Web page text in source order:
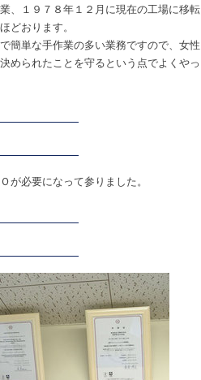
、１９７８年１２月に現在の工場に移転
どおります。
簡単な手作業の多い業務ですので、女性
められたことを守るという点でよくやっ
必要になって参りました。